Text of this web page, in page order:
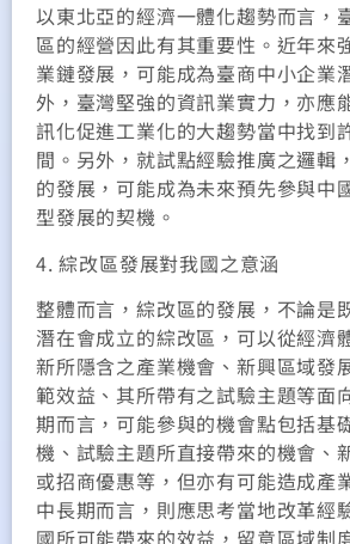
以東北亞的經濟一體化趨勢而言，
區的經營因此有其重要性。近年來
業鏈發展，可能成為臺商中小企業
外，臺灣堅強的資訊業實力，亦應
訊化促進工業化的大趨勢當中找到
間。另外，就試點經驗推廣之邏輯
的發展，可能成為未來預先參與中
型發展的契機。
4. 綜改區發展對我國之意涵
整體而言，綜改區的發展，不論是
潛在會成立的綜改區，可以從經濟
新所隱含之產業機會、新興區域發
範效益、其所帶有之試驗主題等面
期而言，可能參與的機會點包括基
機、試驗主題所直接帶來的機會、
或招商優惠等，但亦有可能造成產
中長期而言，則應思考當地改革經